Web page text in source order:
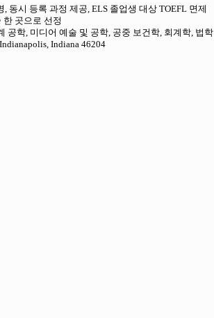
동시 등록 과정 제공, ELS 졸업생 대상 TOEFL 면제
곳으로 선정
공학, 미디어 예술 및 공학, 공중 보건학, 회계학, 법학
Indiana 46204